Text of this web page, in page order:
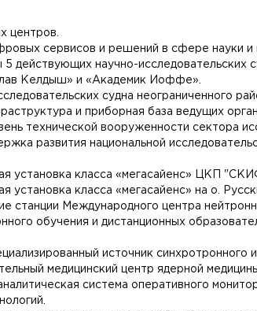
центров.
сервисов и решений в сфере науки и
5 действующих научно-исследовательских
Келдыш» и «Академик Иоффе».
судна неограниченного
и приборная база ведущих
технической вооруженности сектора
развития национальной
установка класса «мегасайенс» ЦКП
установка класса «мегасайенс» на о.
станции Международного центра
обучения и дистанционных
источник синхротронного
медицинский центр ядерной
система оперативного